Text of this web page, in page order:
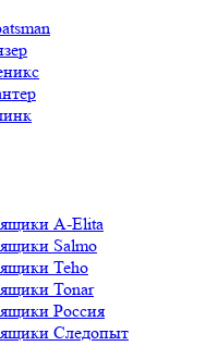
A-Elita
Salmo
Teho
Tonar
Россия
Следопыт